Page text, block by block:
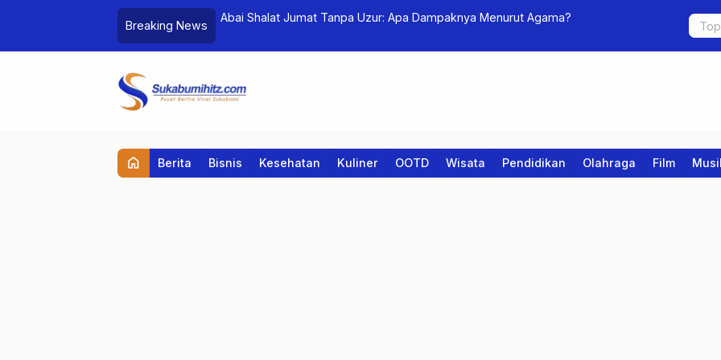
Breaking News
Abai Shalat Jumat Tanpa Uzur: Apa Dampaknya Menurut Agama?
Seleksi
home Berita Bisnis Kesehatan Kuliner OOTD Wisata Pendidikan Olahraga Film